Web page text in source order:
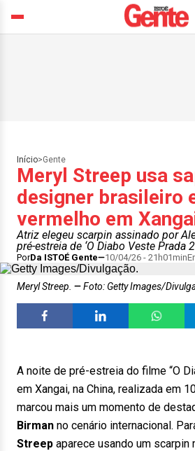
Início>Gente
Meryl Streep usa
designer brasileiro
vermelho em
Atriz elegeu scarpin assinado por
pré-estreia de ‘O Diabo Veste Prada
PorDa ISTOÉ Gente 10/04/26 - 21h01min
Meryl Streep. Foto: Getty Images/
A noite de pré-estreia do filme “O
em Xangai, na China, realizada em
marcou mais um momento de
Birman no cenário internacional.
Streep aparece usando um scarpin